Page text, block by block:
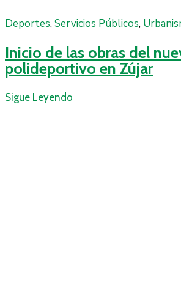
Deportes‚Servicios Públicos‚
Inicio de las obras del
polideportivo en Zújar
Sigue Leyendo